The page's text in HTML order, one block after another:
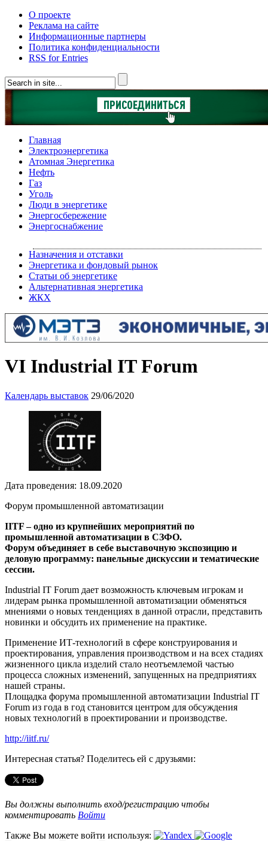
О проекте
Реклама на сайте
Информационные партнеры
Политика конфиденциальности
RSS for Entries
Главная
Электроэнергетика
Атомная Энергетика
Нефть
Газ
Уголь
Люди в энергетике
Энергосбережение
Энергоснабжение
Назначения и отставки
Энергетика и фондовый рынок
Статьи об энергетике
Альтернативная энергетика
ЖКХ
VI Industrial IT Forum
Календарь выставок 29/06/2020
Дата проведения: 18.09.2020
Форум промышленной автоматизации
IITF – одно из крупнейших мероприятий по
промышленной автоматизации в СЗФО.
Форум объединяет в себе выставочную экспозицию и
деловую программу: панельные дискуссии и тематические
сессии.
Industrial IT Forum дает возможность ключевым игрокам и
лидерам рынка промышленной автоматизации обменяться
мнениями о новых тенденциях в данной отрасли, представить
новинки и обсудить их применение на практике.
Применение ИТ-технологий в сфере конструирования и
проектирования, управления производством и на всех стадиях
жизненного цикла изделий стало неотъемлемой частью
процесса сложных изменений, запущенных на предприятиях
нашей страны.
Площадка форума промышленной автоматизации Industrial IT
Forum из года в год становится центром для обсуждения
новых технологий в проектировании и производстве.
http://iitf.ru/
Интересная статья? Поделитесь ей с друзьями:
Вы должны выполнить вход/регистрацию чтобы
комментировать Войти
Также Вы можете войти используя: